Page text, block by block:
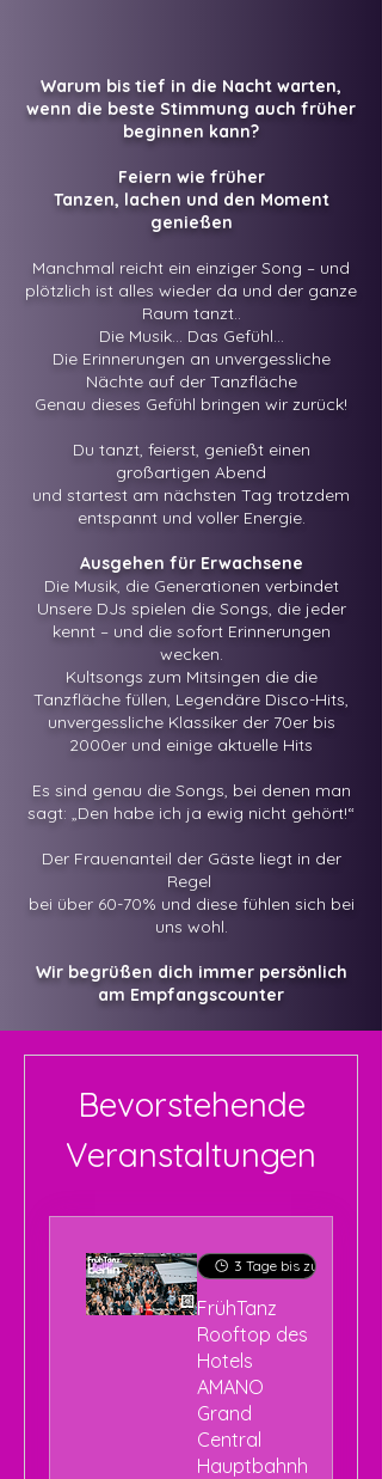
Warum bis tief in die Nacht warten,
wenn die beste Stimmung auch früher
beginnen kann?
Feiern wie früher
Tanzen, lachen und den Moment
genießen
Manchmal reicht ein einziger Song – und
plötzlich ist alles wieder da und der ganze
Raum tanzt..
Die Musik... Das Gefühl...
Die Erinnerungen an unvergessliche
Nächte auf der Tanzfläche
Genau dieses Gefühl bringen wir zurück!
Du tanzt, feierst, genießt einen
großartigen Abend
und startest am nächsten Tag trotzdem
entspannt und voller Energie.
Ausgehen für Erwachsene
Die Musik, die Generationen verbindet
Unsere DJs spielen die Songs, die jeder
kennt – und die sofort Erinnerungen
wecken.
Kultsongs zum Mitsingen die die
Tanzfläche füllen, Legendäre Disco-Hits,
unvergessliche Klassiker der 70er bis
2000er und einige aktuelle Hits
Es sind genau die Songs, bei denen man
sagt: „Den habe ich ja ewig nicht gehört!“
Der Frauenanteil der Gäste liegt in der
Regel
bei über 60-70% und diese fühlen sich bei
uns wohl.
Wir begrüßen dich immer persönlich
am Empfangscounter
Bevorstehende
Veranstaltungen
3 Tage bis zur
FrühTanz
Rooftop des
Hotels
AMANO
Grand
Central
Hauptbahnh